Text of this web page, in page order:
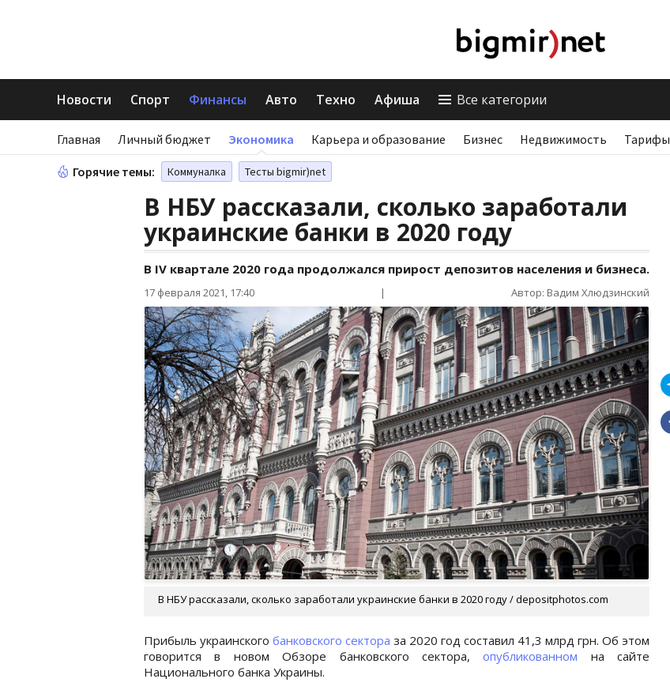
Новости Спорт Финансы Авто Техно Афиша Все категории
Главная Личный бюджет Экономика Карьера и образование Бизнес Недвижимость Тарифы
Горячие темы: Коммуналка Тесты bigmir)net
В НБУ рассказали, сколько заработали
украинские банки в 2020 году
В IV квартале 2020 года продолжался прирост депозитов населения и бизнеса.
17 февраля 2021, 17:40 | Автор: Вадим Хлюдзинский
В НБУ рассказали, сколько заработали украинские банки в 2020 году / depositphotos.com
Прибыль украинского банковского сектора за 2020 год составил 41,3 млрд грн. Об этом
говорится в новом Обзоре банковского сектора,опубликованном на сайте
Национального банка Украины.